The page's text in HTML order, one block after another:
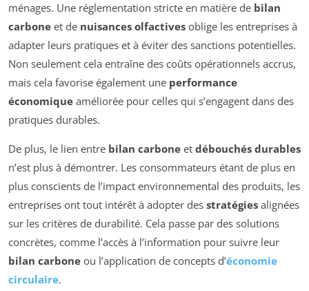
ménages. Une réglementation stricte en matière de bilan
carbone et de nuisances olfactives oblige les entreprises à
adapter leurs pratiques et à éviter des sanctions potentielles.
Non seulement cela entraîne des coûts opérationnels accrus,
mais cela favorise également une performance
économique améliorée pour celles qui s’engagent dans des
pratiques durables.
De plus, le lien entre bilan carbone et débouchés durables
n’est plus à démontrer. Les consommateurs étant de plus en
plus conscients de l’impact environnemental des produits, les
entreprises ont tout intérêt à adopter des stratégies alignées
sur les critères de durabilité. Cela passe par des solutions
concrètes, comme l’accès à l’information pour suivre leur
bilan carbone ou l’application de concepts d’économie
circulaire.